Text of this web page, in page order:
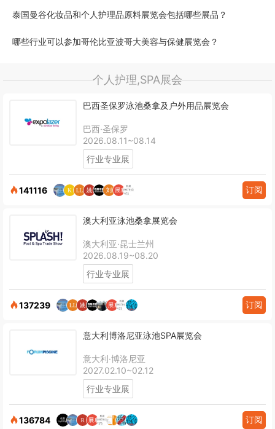
泰国曼谷化妆品和个人护理品原料展览会包括哪些展品？
哪些行业可以参加哥伦比亚波哥大美容与保健展览会？
个人护理,SPA展会
巴西圣保罗泳池桑拿及户外用品展览会
巴西·圣保罗
2026.08.11~08.14
行业专业展
141116 订阅
澳大利亚泳池桑拿展览会
澳大利亚·昆士兰州
2026.08.19~08.20
行业专业展
137239 订阅
意大利博洛尼亚泳池SPA展览会
意大利·博洛尼亚
2027.02.10~02.12
行业专业展
136784 订阅